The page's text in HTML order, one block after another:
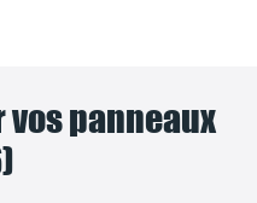
panneaux